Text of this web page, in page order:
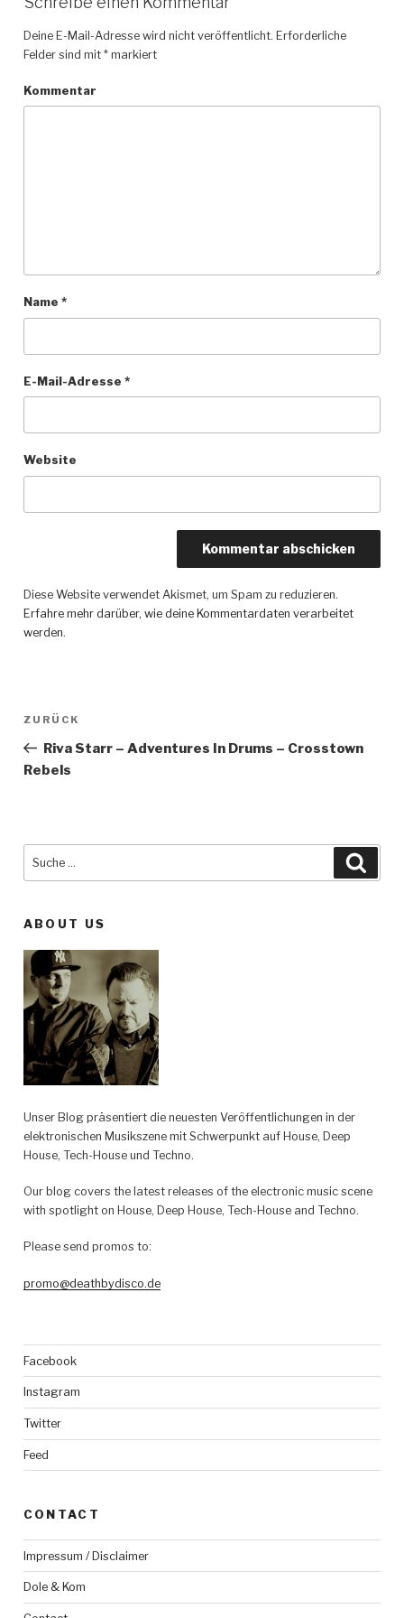
Deine E-Mail-Adresse wird nicht veröffentlicht. Erforderliche
Felder sind mit *markiert
Kommentar
Name *
E-Mail-Adresse *
Website
Diese Website verwendet Akismet, um Spam zu reduzieren.
Erfahre mehr darüber, wie deine Kommentardaten verarbeitet
werden.
Beitragsnavigation
Vorheriger
ZURÜCK
Riva Starr – Adventures In Drums – Crosstown
Rebels
ABOUT US
Unser Blog präsentiert die neuesten Veröffentlichungen in der
elektronischen Musikszene mit Schwerpunkt auf House, Deep
House, Tech-House und Techno.
Our blog covers the latest releases of the electronic music scene
with spotlight on House, Deep House, Tech-House and Techno.
Please send promos to:
promo@deathbydisco.de
Facebook
Instagram
Twitter
Feed
CONTACT
Impressum / Disclaimer
Dole & Kom